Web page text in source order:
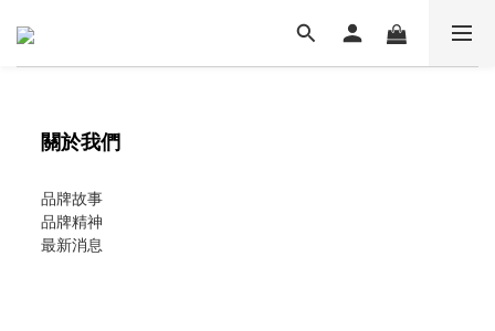
關於我們
品牌故事
品牌精神
最新消息